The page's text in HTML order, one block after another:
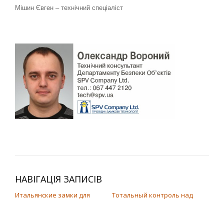
Мішин Євген – технічний спеціаліст
НАВІГАЦІЯ ЗАПИСІВ
Итальянские замки для
Тотальный контроль над